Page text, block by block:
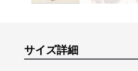
サイズ詳細